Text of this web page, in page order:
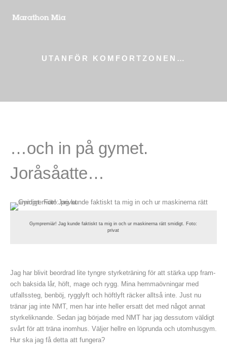
UTANFÖR KOMFORTZONEN…
…och in på gymet.
Joråsåatte…
Gympremiär! Jag kunde faktiskt ta mig in och ur maskinerna rätt smidigt. Foto:
privat
Jag har blivit beordrad lite tyngre styrketräning för att stärka upp fram-
och baksida lår, höft, mage och rygg. Mina hemmaövningar med
utfallssteg, benböj, rygglyft och höftlyft räcker alltså inte. Just nu
tränar jag inte NMT, men har inte heller ersatt det med något annat
styrkeliknande. Sedan jag började med NMT har jag dessutom väldigt
svårt för att träna inomhus. Väljer hellre en löprunda och utomhusgym.
Hur ska jag få detta att fungera?